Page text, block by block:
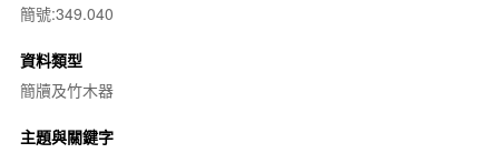
簡號:349.040
資料類型
簡牘及竹木器
主題與關鍵字